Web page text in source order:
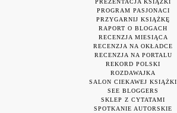
PREZENTACJA KSIĄŻKI
PROGRAM PASJONACI
PRZYGARNIJ KSIĄŻKĘ
RAPORT O BLOGACH
RECENZJA MIESIĄCA
RECENZJA NA OKŁADCE
RECENZJA NA PORTALU
REKORD POLSKI
ROZDAWAJKA
SALON CIEKAWEJ KSIĄŻKI
SEE BLOGGERS
SKLEP Z CYTATAMI
SPOTKANIE AUTORSKIE